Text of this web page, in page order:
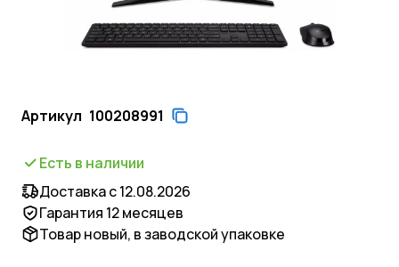
Артикул 100208991
Есть в наличии
Доставка с 12.08.2026
Гарантия 12 месяцев
Товар новый, в заводской упаковке